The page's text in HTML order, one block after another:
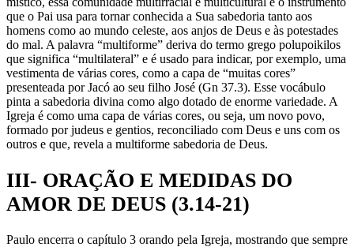
que o Pai usa para tornar conhecida a Sua sabedoria tanto aos
homens como ao mundo celeste, aos anjos de Deus e às potestades
do mal. A palavra “multiforme” deriva do termo grego polupoikilos
que significa “multilateral” e é usado para indicar, por exemplo, uma
vestimenta de várias cores, como a capa de “muitas cores”
presenteada por Jacó ao seu filho José (Gn 37.3). Esse vocábulo
pinta a sabedoria divina como algo dotado de enorme variedade. A
Igreja é como uma capa de várias cores, ou seja, um novo povo,
formado por judeus e gentios, reconciliado com Deus e uns com os
outros e que, revela a multiforme sabedoria de Deus.
III- ORAÇÃO E MEDIDAS DO
AMOR DE DEUS (3.14-21)
Paulo encerra o capítulo 3 orando pela Igreja, mostrando que sempre